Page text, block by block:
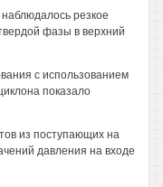
резкое
фазы в верхний
с использованием
показало
из поступающих на
давления на входе